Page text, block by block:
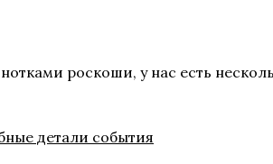
роскоши, у нас есть
детали события